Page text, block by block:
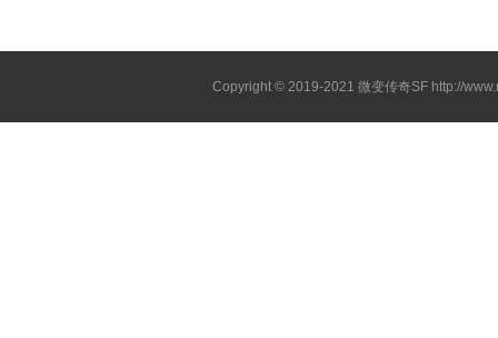
Copyright © 2019-2021 微变传奇SF http://